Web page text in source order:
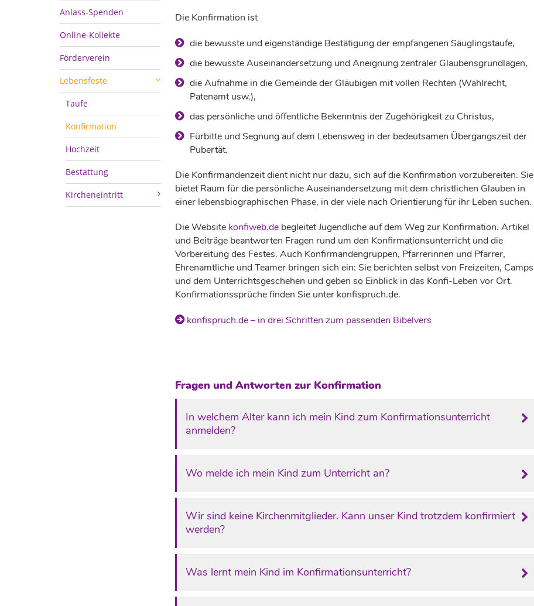
Anlass-Spenden
Online-Kollekte
Förderverein
Lebensfeste
Taufe
Konfirmation
Hochzeit
Bestattung
Kircheneintritt
Die Konfirmation ist
die bewusste und eigenständige Bestätigung der empfangenen Säuglingstaufe,
die bewusste Auseinandersetzung und Aneignung zentraler Glaubensgrundlagen,
die Aufnahme in die Gemeinde der Gläubigen mit vollen Rechten (Wahlrecht,
Patenamt usw.),
das persönliche und öffentliche Bekenntnis der Zugehörigkeit zu Christus,
Fürbitte und Segnung auf dem Lebensweg in der bedeutsamen Übergangszeit der
Pubertät.
Die Konfirmandenzeit dient nicht nur dazu, sich auf die Konfirmation vorzubereiten. Sie
bietet Raum für die persönliche Auseinandersetzung mit dem christlichen Glauben in
einer lebensbiographischen Phase, in der viele nach Orientierung für ihr Leben suchen.
Die Website konfiweb.debegleitet Jugendliche auf dem Weg zur Konfirmation. Artikel
und Beiträge beantworten Fragen rund um den Konfirmationsunterricht und die
Vorbereitung des Festes. Auch Konfirmandengruppen, Pfarrerinnen und Pfarrer,
Ehrenamtliche und Teamer bringen sich ein: Sie berichten selbst von Freizeiten, Camps
und dem Unterrichtsgeschehen und geben so Einblick in das Konfi-Leben vor Ort.
Konfirmationssprüche finden Sie unter konfispruch.de.
konfispruch.de – in drei Schritten zum passenden Bibelvers
Fragen und Antworten zur Konfirmation
In welchem Alter kann ich mein Kind zum Konfirmationsunterricht
anmelden?
Wo melde ich mein Kind zum Unterricht an?
Wir sind keine Kirchenmitglieder. Kann unser Kind trotzdem konfirmiert
werden?
Was lernt mein Kind im Konfirmationsunterricht?